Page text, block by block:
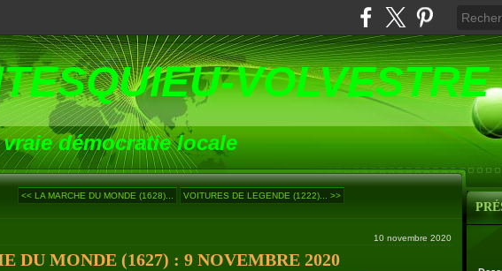
VOLVESTRE
démocratie locale
<< LA MARCHE DU MONDE (1628)... VOITURES DE LEGENDE (1222)... >>
10 novembre 2020
DU MONDE (1627) : 9 NOVEMBRE 2020